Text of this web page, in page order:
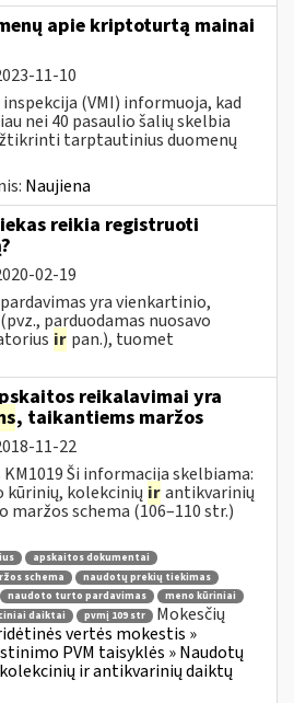
apie kriptoturtą mainai
11-10
inspekcija (VMI) informuoja, kad
nei 40 pasaulio šalių skelbia
tarptautinius duomenų
Naujiena
reikia registruoti
02-19
yra vienkartinio,
parduodamas nuosavo
ir pan.), tuomet
reikalavimai yra
, taikantiems maržos
11-22
Ši informacija skelbiama:
kūrinių, kolekcinių irantikvarinių
schema (106–110 str.)
apskaitos dokumentai
schema
naudotų prekių tiekimas
naudoto turto pardavimas
meno kūriniai
daiktai pvmį 109 str
Mokesčių
vertės mokestis »
PVM taisyklės » Naudotų
ir antikvarinių daiktų